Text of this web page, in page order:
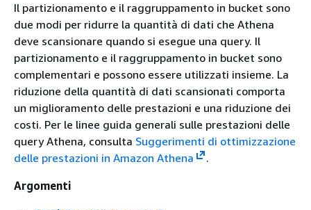
Il partizionamento e il raggruppamento in bucket sono
due modi per ridurre la quantità di dati che Athena
deve scansionare quando si esegue una query. Il
partizionamento e il raggruppamento in bucket sono
complementari e possono essere utilizzati insieme. La
riduzione della quantità di dati scansionati comporta
un miglioramento delle prestazioni e una riduzione dei
costi. Per le linee guida generali sulle prestazioni delle
query Athena, consulta Suggerimenti di ottimizzazione
delle prestazioni in Amazon Athena
.
Argomenti